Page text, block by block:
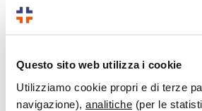
Questo sito web utilizza i cookie
Utilizziamo cookie propri e di terze
navigazione), analitiche (per le